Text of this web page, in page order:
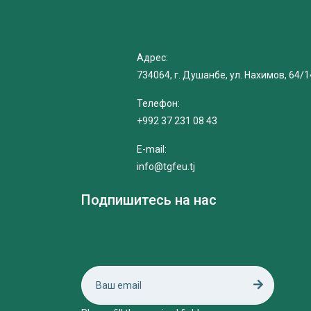
Адрес:
734064, г. Душанбе, ул. Нахимов, 64/
Телефон:
+992 37 231 08 43
E-mail:
info@tgfeu.tj
Подпишитесь на нас